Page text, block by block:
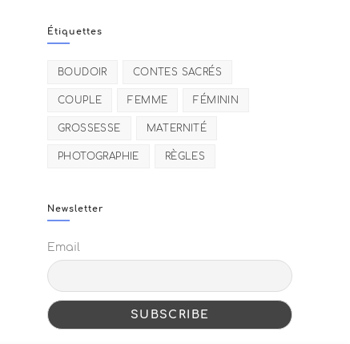
Étiquettes
BOUDOIR CONTES SACRÉS
COUPLE FEMME FÉMININ
GROSSESSE MATERNITÉ
PHOTOGRAPHIE RÈGLES
Newsletter
Email